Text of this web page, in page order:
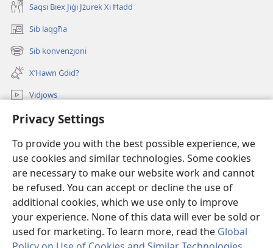
Privacy Settings
To provide you with the best possible experience, we
use cookies and similar technologies. Some cookies
are necessary to make our website work and cannot
be refused. You can accept or decline the use of
additional cookies, which we use only to improve
your experience. None of this data will ever be sold or
used for marketing. To learn more, read the Global
Saqsi Biex Jiġi Jżurek Xi Ħadd
Sib laqgħa
(opens
new
window)
Sib konvenzjoni
(opens
new
window)
X’Hawn Ġdid?
Vidjows
Fittex f’JW.ORG
Donazzjonijiet
(opens
new
window)LIBRERIJA ONLAJN tat-Torri tal-Għassa
(opens
new
JW Hub ®
(opens
new
window)